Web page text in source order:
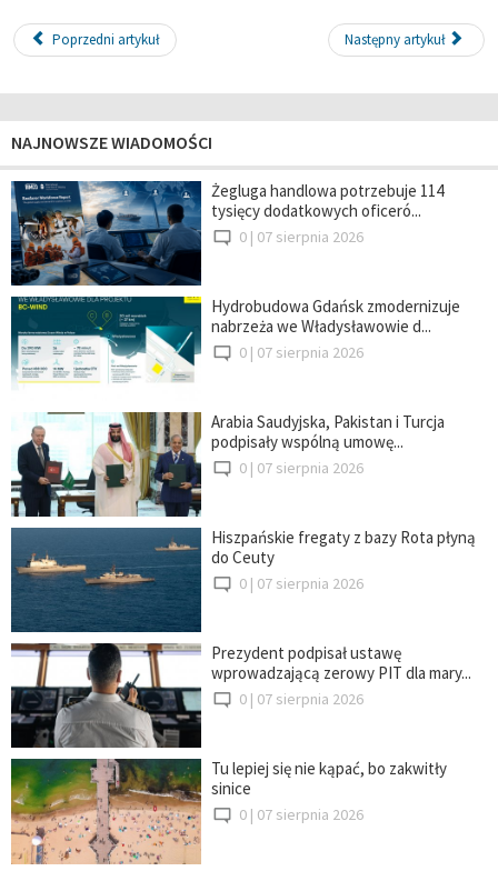
Poprzedni artykuł Następny artykuł
NAJNOWSZE WIADOMOŚCI
Żegluga handlowa potrzebuje 114
tysięcy dodatkowych oficeró...
0 | 07 sierpnia 2026
Hydrobudowa Gdańsk zmodernizuje
nabrzeża we Władysławowie d...
0 | 07 sierpnia 2026
Arabia Saudyjska, Pakistan i Turcja
podpisały wspólną umowę...
0 | 07 sierpnia 2026
Hiszpańskie fregaty z bazy Rota płyną
do Ceuty
0 | 07 sierpnia 2026
Prezydent podpisał ustawę
wprowadzającą zerowy PIT dla mary...
0 | 07 sierpnia 2026
Tu lepiej się nie kąpać, bo zakwitły
sinice
0 | 07 sierpnia 2026